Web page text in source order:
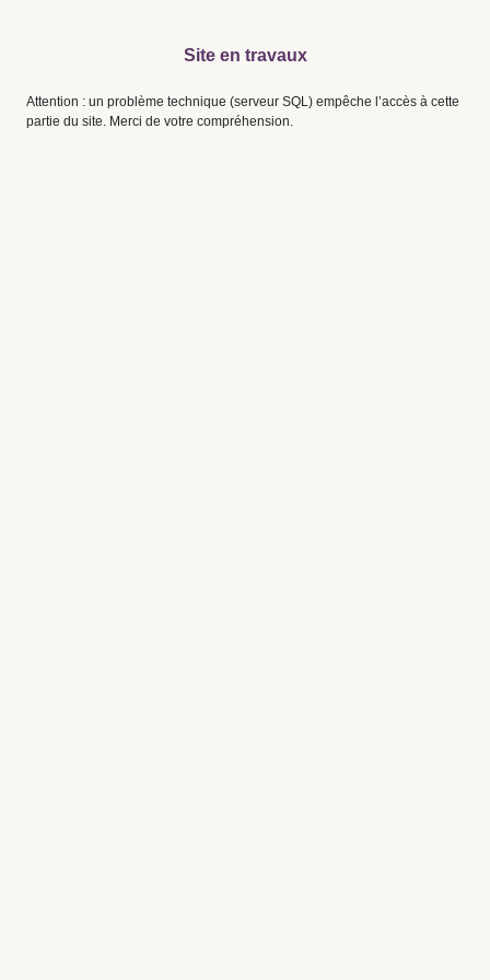
Site en travaux
Attention : un problème technique (serveur SQL) empêche l’accès à cette
partie du site. Merci de votre compréhension.